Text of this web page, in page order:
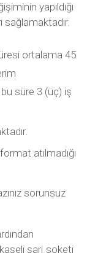
yapıldığı
sağlamaktadır.
ortalama 45
süre 3 (üç) iş
atılmadığı
sorunsuz
şarj soketi